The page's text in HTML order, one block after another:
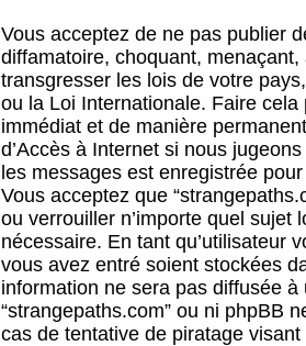
Vous acceptez de ne pas publier
diffamatoire, choquant,
transgresser les lois de votre
ou la Loi Internationale. Faire
immédiat et de manière
d’Accès à Internet si nous
les messages est enregistrée
Vous acceptez que
ou verrouiller n’importe quel sujet
nécessaire. En tant qu’utilisateur
vous avez entré soient stockées
information ne sera pas diffusée
“strangepaths.com” ou ni phpBB
cas de tentative de piratage